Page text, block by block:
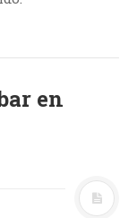
en